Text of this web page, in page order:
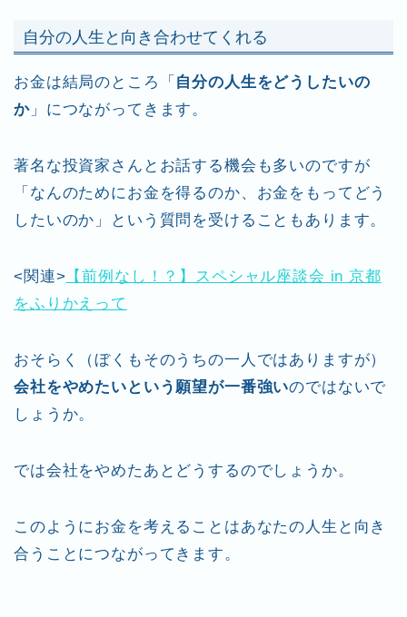
自分の人生と向き合わせてくれる
お金は結局のところ「 自分の人生をどうしたいの
か」につながってきます。
著名な投資家さんとお話する機会も多いのですが
「なんのためにお金を得るのか、お金をもってどう
したいのか」という質問を受けることもあります。
<関連> 【前例なし！？】スペシャル座談会 in 京都
をふりかえって
おそらく（ぼくもそのうちの一人ではありますが）
会社をやめたいという願望が一番強いのではないで
しょうか。
では会社をやめたあとどうするのでしょうか。
このようにお金を考えることはあなたの人生と向き
合うことにつながってきます。